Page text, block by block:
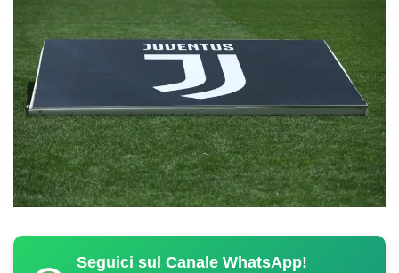
Seguici sul Canale WhatsApp!